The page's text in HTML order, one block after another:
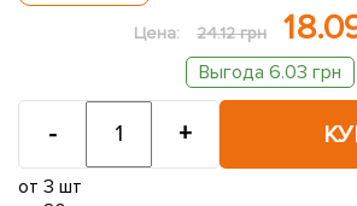
Цена: 24.12 грн
Выгода 6.03 грн
- +
от 3 шт